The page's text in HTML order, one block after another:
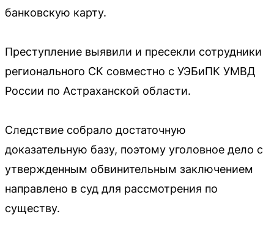
банковскую карту.
Преступление выявили и пресекли сотрудники
регионального СК совместно с УЭБиПК УМВД
России по Астраханской области.
Следствие собрало достаточную
доказательную базу, поэтому уголовное дело с
утвержденным обвинительным заключением
направлено в суд для рассмотрения по
существу.